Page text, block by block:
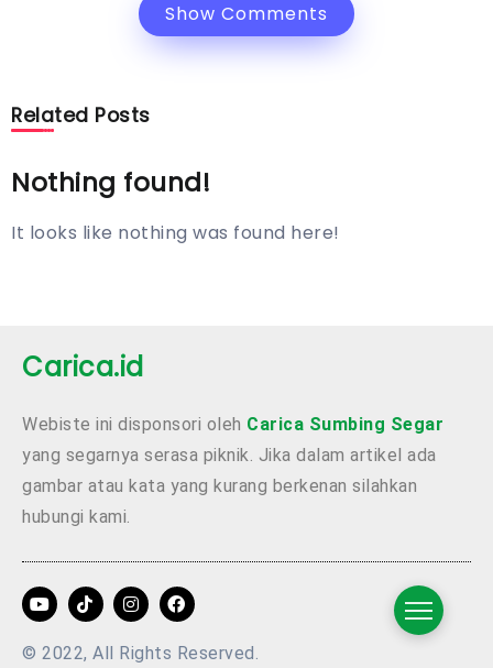
Show Comments
Related Posts
Nothing found!
It looks like nothing was found here!
Carica.id
Webiste ini disponsori oleh Carica Sumbing Segar
yang segarnya serasa piknik. Jika dalam artikel ada
gambar atau kata yang kurang berkenan silahkan
hubungi kami.
© 2022, All Rights Reserved.